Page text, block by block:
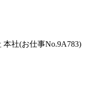
社(お仕事No.9A783)